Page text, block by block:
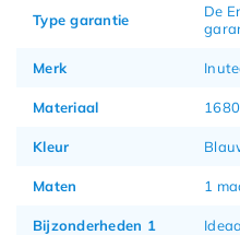
Type garantie
De
Merk
Materiaal
Kleur
Maten 1
Bijzonderheden 1